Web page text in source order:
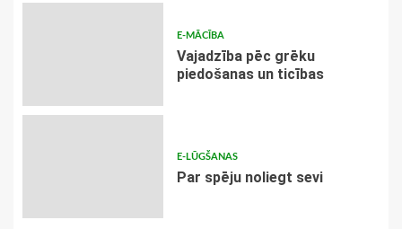
E-MĀCĪBA
Vajadzība pēc grēku
piedošanas un ticības
E-LŪGŠANAS
Par spēju noliegt sevi